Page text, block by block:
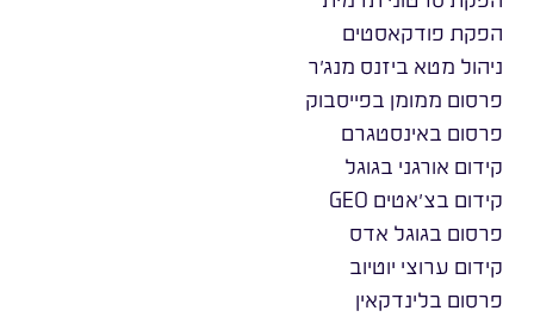
הפקת פודקאסטים
ניהול מטא ביזנס מנג׳ר
פרסום ממומן בפייסבוק
פרסום באינסטגרם
קידום אורגני בגוגל
קידום בצ׳אטים GEO
פרסום בגוגל אדס
קידום ערוצי יוטיוב
פרסום בלינדקאין